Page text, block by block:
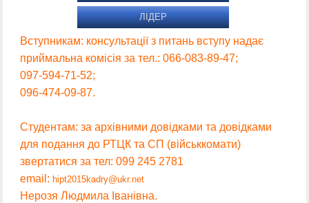
ЛІДЕР
Вступникам: консультації з питань вступу надає
приймальна комісія за тел.: 066-083-89-47;
097-594-71-52;
096-474-09-87.
Студентам: за архівними довідками та довідками
для подання до РТЦК та СП (військкомати)
звертатися за тел: 099 245 2781
email:hipt2015kadry@ukr.net
Нерозя Людмила Іванівна.